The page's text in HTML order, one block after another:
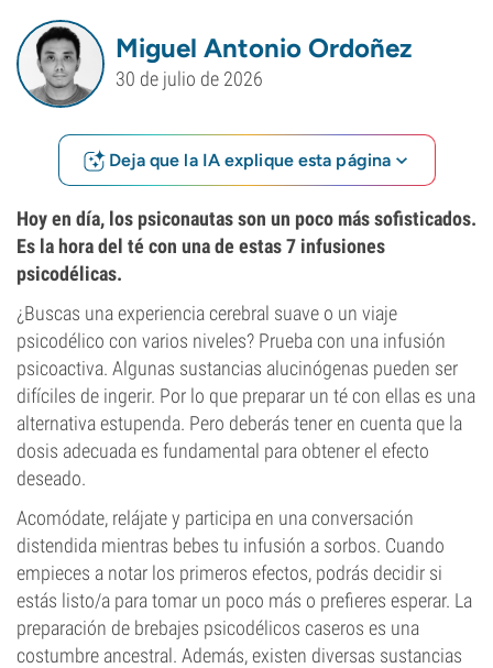
Miguel Antonio Ordoñez
30 de julio de 2026
Deja que la IA explique esta página
Hoy en día, los psiconautas son un poco más sofisticados.
Es la hora del té con una de estas 7 infusiones
psicodélicas.
¿Buscas una experiencia cerebral suave o un viaje
psicodélico con varios niveles? Prueba con una infusión
psicoactiva. Algunas sustancias alucinógenas pueden ser
difíciles de ingerir. Por lo que preparar un té con ellas es una
alternativa estupenda. Pero deberás tener en cuenta que la
dosis adecuada es fundamental para obtener el efecto
deseado.
Acomódate, relájate y participa en una conversación
distendida mientras bebes tu infusión a sorbos. Cuando
empieces a notar los primeros efectos, podrás decidir si
estás listo/a para tomar un poco más o prefieres esperar. La
preparación de brebajes psicodélicos caseros es una
costumbre ancestral. Además, existen diversas sustancias